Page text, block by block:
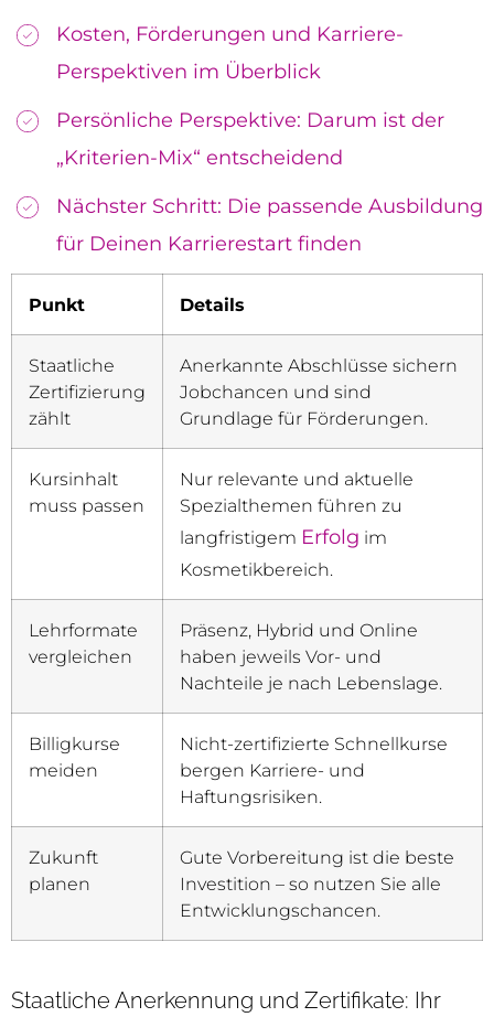
Kosten, Förderungen und Karriere-
Perspektiven im Überblick
Persönliche Perspektive: Darum ist der
„Kriterien-Mix“ entscheidend
Nächster Schritt: Die passende Ausbildung
für Deinen Karrierestart finden
Punkt Details
Staatliche
Zertifizierung
zählt
Anerkannte Abschlüsse sichern
Jobchancen und sind
Grundlage für Förderungen.
Kursinhalt
muss passen
Nur relevante und aktuelle
Spezialthemen führen zu
langfristigem Erfolg im
Kosmetikbereich.
Lehrformate
vergleichen
Präsenz, Hybrid und Online
haben jeweils Vor- und
Nachteile je nach Lebenslage.
Billigkurse
meiden
Nicht-zertifizierte Schnellkurse
bergen Karriere- und
Haftungsrisiken.
Zukunft
planen
Gute Vorbereitung ist die beste
Investition – so nutzen Sie alle
Entwicklungschancen.
Staatliche Anerkennung und Zertifikate: Ihr